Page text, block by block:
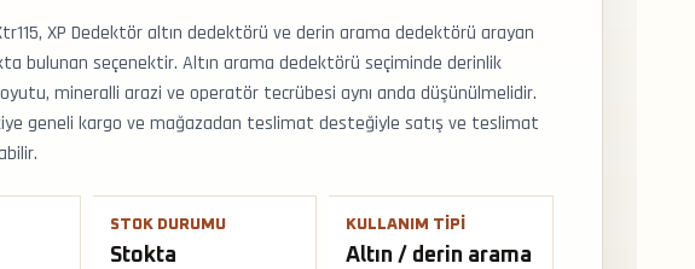
XP Dedektör altın dedektörü ve derin arama dedektörü arayan
bulunan seçenektir. Altın arama dedektörü seçiminde derinlik
mineralli arazi ve operatör tecrübesi aynı anda düşünülmelidir.
geneli kargo ve mağazadan teslimat desteğiyle satış ve teslimat
STOK DURUMU
Stokta
KULLANIM TIPI
Altın / derin arama